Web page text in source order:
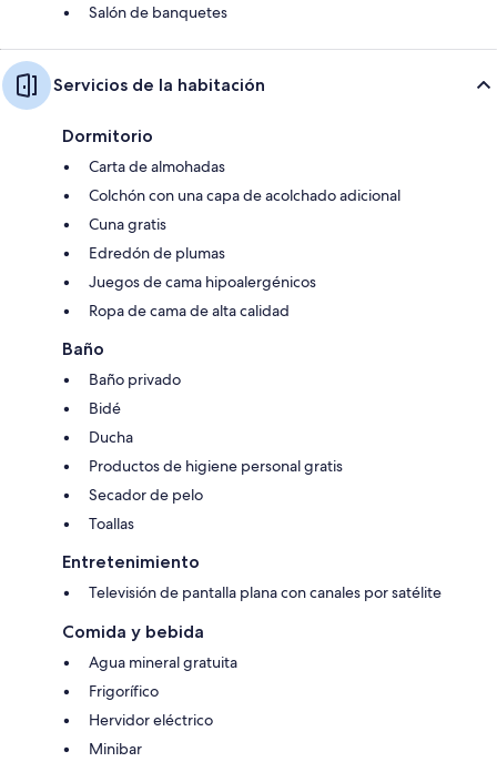
Salón de banquetes
Servicios de la habitación
Dormitorio
Carta de almohadas
Colchón con una capa de acolchado adicional
Cuna gratis
Edredón de plumas
Juegos de cama hipoalergénicos
Ropa de cama de alta calidad
Baño
Baño privado
Bidé
Ducha
Productos de higiene personal gratis
Secador de pelo
Toallas
Entretenimiento
Televisión de pantalla plana con canales por satélite
Comida y bebida
Agua mineral gratuita
Frigorífico
Hervidor eléctrico
Minibar